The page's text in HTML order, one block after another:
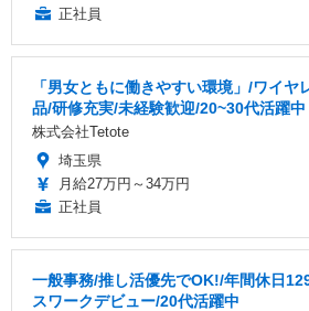
正社員
「男女ともに働きやすい環境」/ワイヤ
品/研修充実/未経験歓迎/20~30代活躍中
株式会社Tetote
埼玉県
月給27万円～34万円
正社員
一般事務/推し活優先でOK!/年間休日
スワークデビュー/20代活躍中